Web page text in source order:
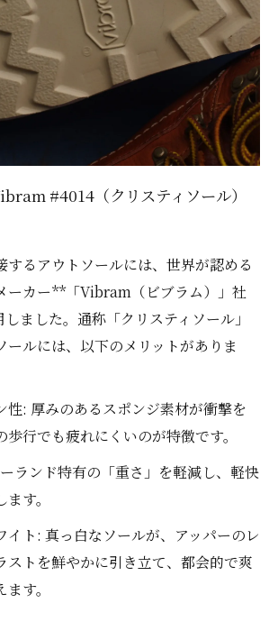
#4014（クリスティソール）
するアウトソールには、世界が認める
ーカー**「Vibram（ビブラム）」社
ました。通称「クリスティソール」
ールには、以下のメリットがありま
性: 厚みのあるスポンジ素材が衝撃を
行でも疲れにくいのが特徴です。
ランド特有の「重さ」を軽減し、軽快
す。
イト: 真っ白なソールが、アッパーのレ
ストを鮮やかに引き立て、都会的で爽
す。